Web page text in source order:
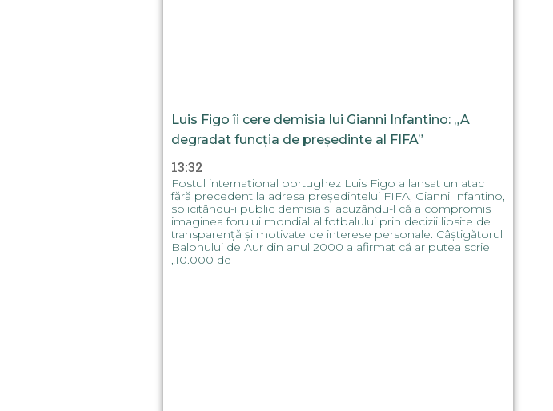
Luis Figo îi cere demisia lui Gianni Infantino: „A
degradat funcția de președinte al FIFA”
13:32
Fostul internațional portughez Luis Figo a lansat un atac
fără precedent la adresa președintelui FIFA, Gianni Infantino,
solicitându-i public demisia și acuzându-l că a compromis
imaginea forului mondial al fotbalului prin decizii lipsite de
transparență și motivate de interese personale. Câștigătorul
Balonului de Aur din anul 2000 a afirmat că ar putea scrie
„10.000 de